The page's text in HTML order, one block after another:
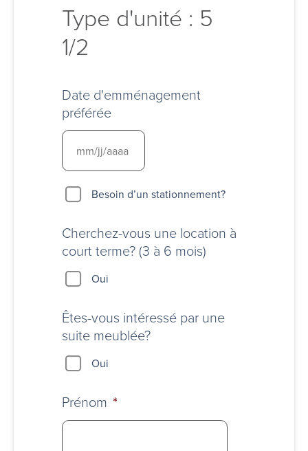
Type d'unité : 5
1/2
Date d'emménagement
préférée
Besoin
stationnement?
Besoin d’un stationnement?
Cherchez-vous une location à
court terme? (3 à 6 mois)
Oui
Êtes-vous intéressé par une
suite meublée?
Oui
Prénom *